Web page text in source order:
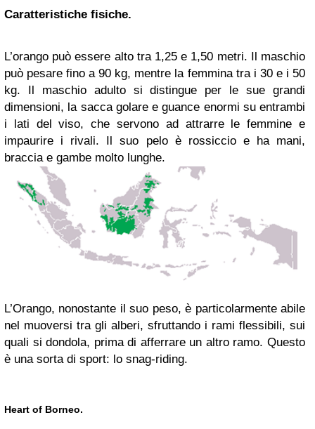
Caratteristiche fisiche.
L’orango può essere alto tra 1,25 e 1,50 metri. Il maschio
può pesare fino a 90 kg, mentre la femmina tra i 30 e i 50
kg. Il maschio adulto si distingue per le sue grandi
dimensioni, la sacca golare e guance enormi su entrambi
i lati del viso, che servono ad attrarre le femmine e
impaurire i rivali. Il suo pelo è rossiccio e ha mani,
braccia e gambe molto lunghe.
L’Orango, nonostante il suo peso, è particolarmente abile
nel muoversi tra gli alberi, sfruttando i rami flessibili, sui
quali si dondola, prima di afferrare un altro ramo. Questo
è una sorta di sport: lo snag-riding.
Heart of Borneo.